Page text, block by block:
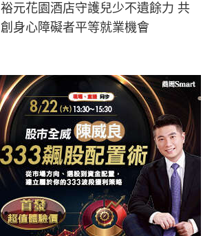
裕元花園酒店守護兒少不遺餘力 共
創身心障礙者平等就業機會